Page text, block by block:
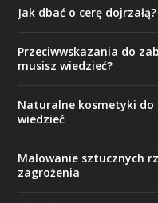
Jak dbać o cerę
Przeciwwskazania do
musisz wiedzieć?
Naturalne kosmetyki do
wiedzieć
Malowanie sztucznych
zagrożenia